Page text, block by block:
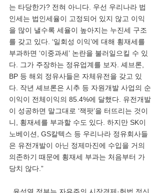
는 타당한가? 전혀 아니다. 우선 우리나라 법
인세는 법인세율이 고정되어 있지 않고 이익
을 많이 낼수록 세율이 높아지는 누진세 구조
를 갖고 있다. ‘일회성 이익’에 대해 횡재세를
부과하면 ‘이중과세’ 논란을 불러일으킬 수 있
다. 그가 주장하는 정유업계를 보자. 셰브론,
BP 등 해외 정유사들은 자체유전을 갖고 있
다. 작년 셰브론은 시추 등 자원개발 사업의 순
이익이 전체이익의 85.4%에 달했다. 유전개발
이 성공하면 말그대로 ‘잭팟’을 터뜨리는 것이
니, 횡재세를 부과할 수도 있다. 하지만 SK이
노베이션, GS칼텍스 등 우리나라 정유회사들
은 유전개발이 아닌 정제마진에 수입을 거의
의존하기 때문에 횡재세 부과는 처음부터 가
당치 않다.”